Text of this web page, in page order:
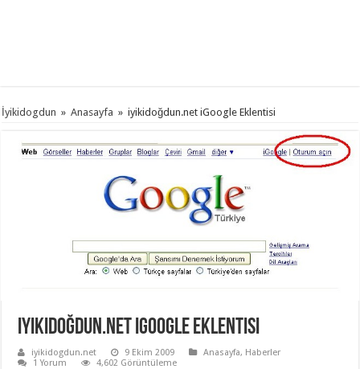
İyikidogdun » Anasayfa » iyikidoğdun.net iGoogle Eklentisi
iyikidoğdun.net iGoogle Eklentisi
iyikidogdun.net 9 Ekim 2009 Anasayfa, Haberler
1 Yorum
4,602 Görüntüleme